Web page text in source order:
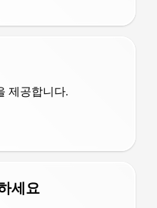
제공합니다.
세요